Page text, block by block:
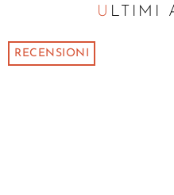
ULTIMI
RECENSIONI